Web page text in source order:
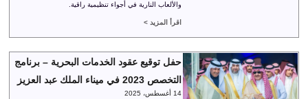
والألعاب النارية في أجواء تنظيمية راقية.
اقرأ المزيد >
حفل توقيع عقود الخدمات البحرية – برنامج
التخصص 2023 في ميناء الملك عبد العزيز
14 أغسطس، 2025